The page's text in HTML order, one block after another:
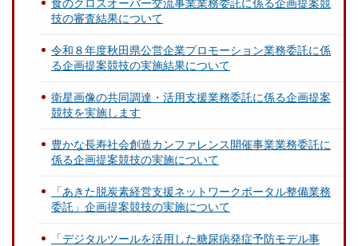
食のクロスオーバー交流事業業務委託に係る企画提案競
技の審査結果について
令和８年度秋田県公営企業プロモーション業務委託に係
る企画提案競技の実施結果について
衛星画像の共同調達・活用支援業務委託に係る企画提案
競技を実施します
豊かな長寿社会創造カンファレンス開催事業業務委託に
係る企画提案競技の実施について
「あきた脱炭素経営支援ネットワークポータル整備業務
委託」企画提案競技の実施について
「デジタルツールを活用した糖尿病発症予防モデル事